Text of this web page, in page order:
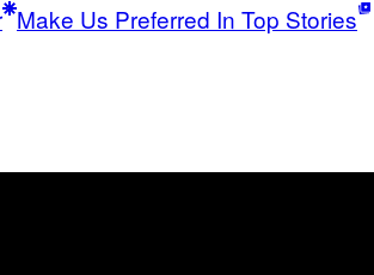
Make Us Preferred In Top Stories